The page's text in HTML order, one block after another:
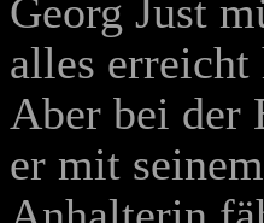
Georg Just
alles erreicht
Aber bei der
er mit